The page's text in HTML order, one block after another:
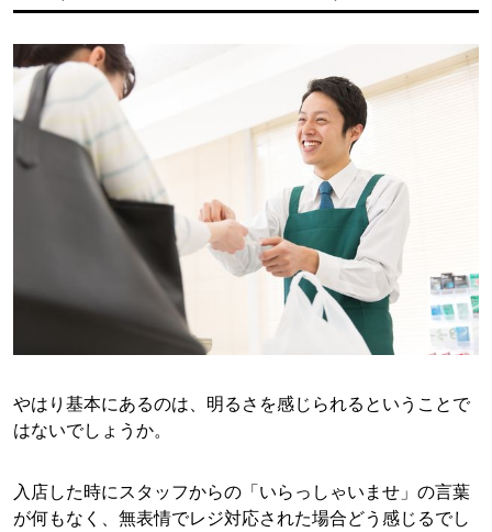
やはり基本にあるのは、明るさを感じられるということで
はないでしょうか。
入店した時にスタッフからの「いらっしゃいませ」の言葉
が何もなく、無表情でレジ対応された場合どう感じるでし